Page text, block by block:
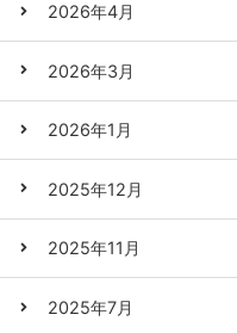
2026年4月
2026年3月
2026年1月
2025年12月
2025年11月
2025年7月